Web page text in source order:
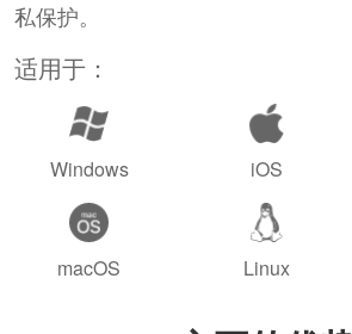
私保护。
适用于：
Windows iOS
macOS Linux